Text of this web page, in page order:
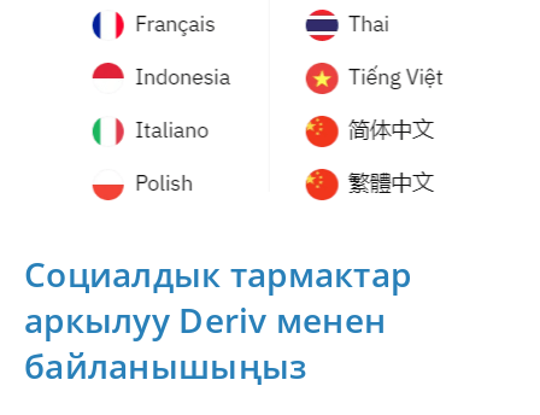
Социалдык тармактар ​​​​
аркылуу Deriv менен
байланышыңыз